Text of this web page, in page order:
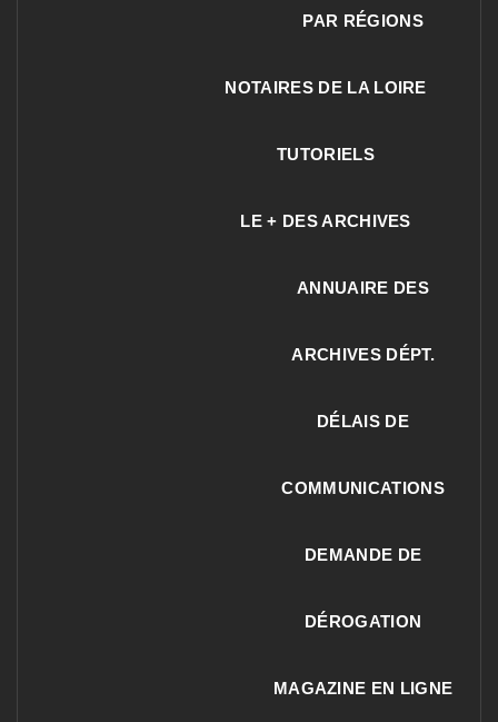
PAR RÉGIONS
NOTAIRES DE LA LOIRE
TUTORIELS
LE + DES ARCHIVES
ANNUAIRE DES
ARCHIVES DÉPT.
DÉLAIS DE
COMMUNICATIONS
DEMANDE DE
DÉROGATION
MAGAZINE EN LIGNE